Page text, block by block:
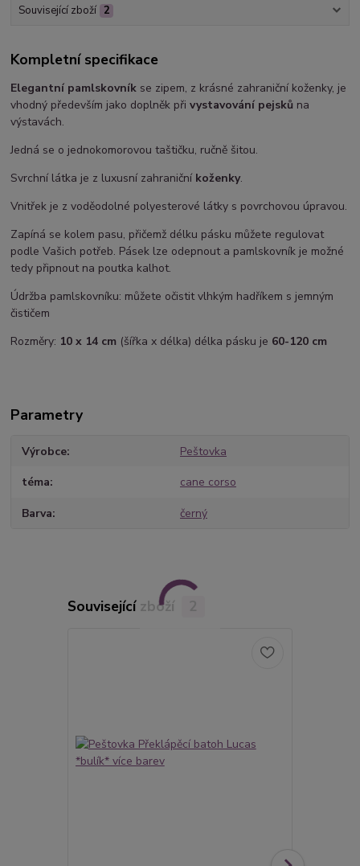
Související zboží 2
Kompletní specifikace
Elegantní pamlskovník se zipem, z krásné zahraniční koženky, je
vhodný především jako doplněk při vystavování pejsků na
výstavách.
Jedná se o jednokomorovou taštičku, ručně šitou.
Svrchní látka je z luxusní zahraničníkoženky.
Vnitřek je z voděodolné polyesterové látky s povrchovou úpravou.
Zapíná se kolem pasu, přičemž délku pásku můžete regulovat
podle Vašich potřeb. Pásek lze odepnout a pamlskovník je možné
tedy připnout na poutka kalhot.
Údržba pamlskovníku: můžete očistit vlhkým hadříkem s jemným
čističem
Rozměry: 10 x 14 cm (šířka x délka) délka pásku je 60-120 cm
Parametry
Výrobce Peštovka
téma cane corso
Barva černý
Související zboží